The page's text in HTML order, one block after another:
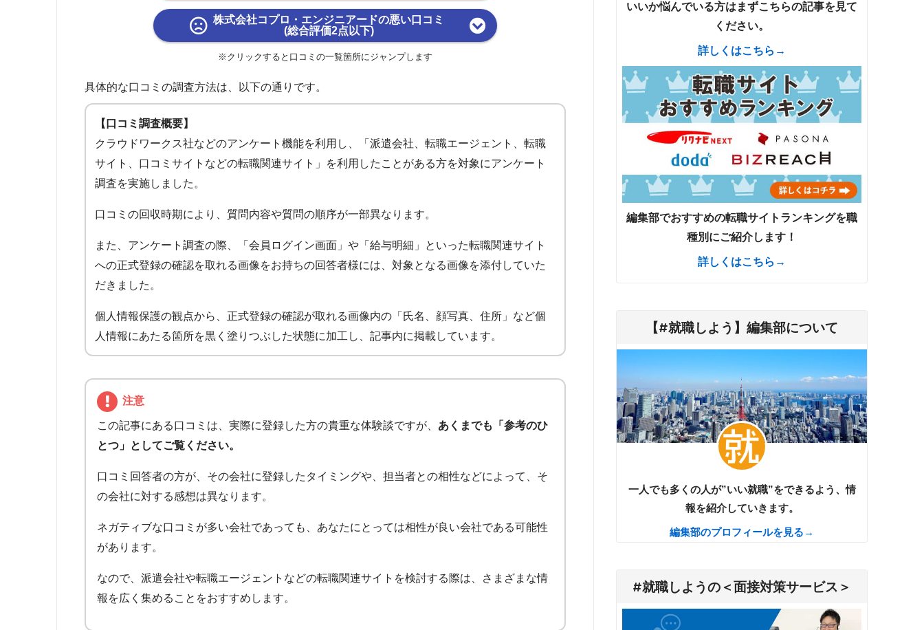
株式会社コプロ・エンジニアードの悪い口コミ
(総合評価2点以下)
※クリックすると口コミの一覧箇所にジャンプします
具体的な口コミの調査方法は、以下の通りです。
【口コミ調査概要】
クラウドワークス社などのアンケート機能を利用し、「派遣会社、転職エージェント、転職
サイト、口コミサイトなどの転職関連サイト」を利用したことがある方を対象にアンケート
調査を実施しました。
口コミの回収時期により、質問内容や質問の順序が一部異なります。
また、アンケート調査の際、「会員ログイン画面」や「給与明細」といった転職関連サイト
への正式登録の確認を取れる画像をお持ちの回答者様には、対象となる画像を添付していた
だきました。
個人情報保護の観点から、正式登録の確認が取れる画像内の「氏名、顔写真、住所」など個
人情報にあたる箇所を黒く塗りつぶした状態に加工し、記事内に掲載しています。
注意
この記事にある口コミは、実際に登録した方の貴重な体験談ですが、 あくまでも「参考のひ
とつ」としてご覧ください。
口コミ回答者の方が、その会社に登録したタイミングや、担当者との相性などによって、そ
の会社に対する感想は異なります。
ネガティブな口コミが多い会社であっても、あなたにとっては相性が良い会社である可能性
があります。
なので、派遣会社や転職エージェントなどの転職関連サイトを検討する際は、さまざまな情
報を広く集めることをおすすめします。
いいか悩んでいる方はまずこちらの記事を見て
ください。
詳しくはこちら→
編集部でおすすめの転職サイトランキングを職
種別にご紹介します！
詳しくはこちら→
【#就職しよう】編集部について
一人でも多くの人が”いい就職”をできるよう、情
報を紹介していきます。
編集部のプロフィールを見る→
#就職しようの＜面接対策サービス＞